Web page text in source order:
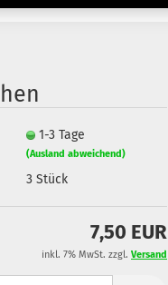
1-3 Tage
(Ausland abweichend)
3 Stück
7,50 EUR
inkl. 7% MwSt. zzgl. Versand